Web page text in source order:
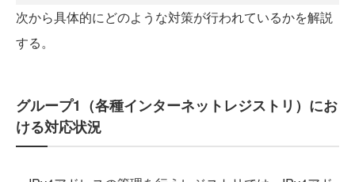
次から具体的にどのような対策が行われているかを解説
する。
グループ1（各種インターネットレジストリ）にお
ける対応状況